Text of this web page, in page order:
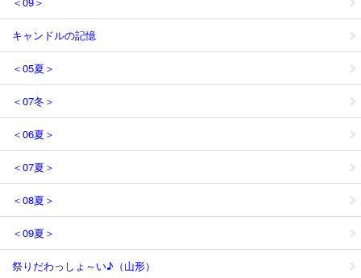
キャンドルの記憶
＜05夏＞
＜07冬＞
＜06夏＞
＜07夏＞
＜08夏＞
＜09夏＞
祭りだわっしょ～い♪（山形）